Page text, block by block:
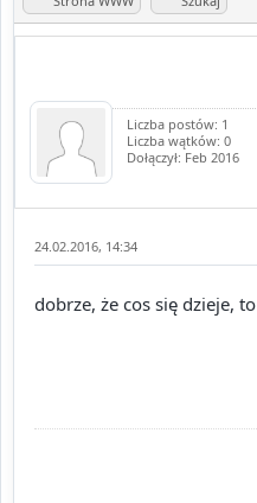
Liczba postów: 1
Liczba wątków: 0
Dołączył: Feb 2016
24.02.2016, 14:34
dobrze, że cos się dzieje,